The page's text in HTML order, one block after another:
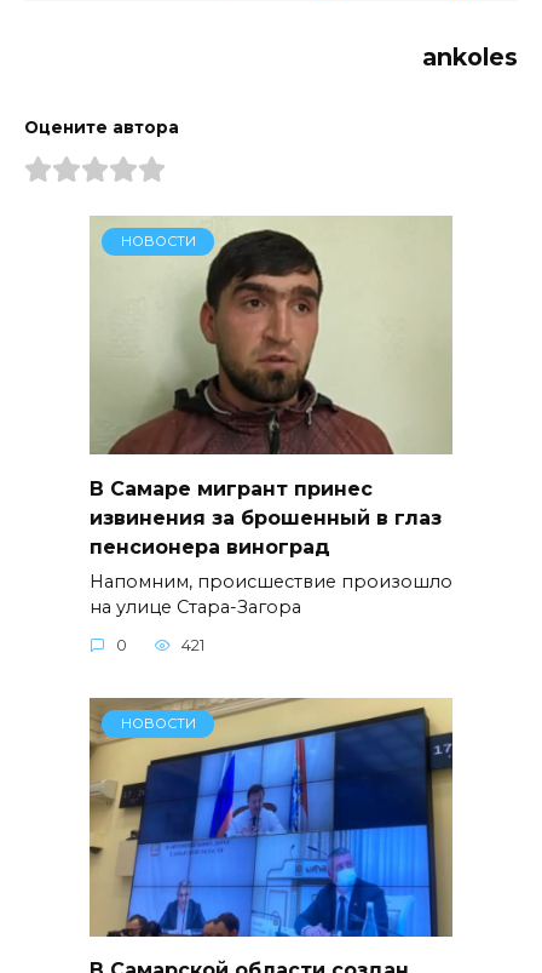
ankoles
Оцените автора
НОВОСТИ
В Самаре мигрант принес
извинения за брошенный в глаз
пенсионера виноград
Напомним, происшествие произошло
на улице Стара-Загора
0 421
НОВОСТИ